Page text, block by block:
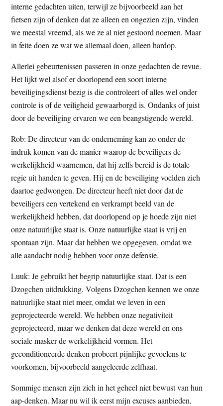
interne gedachten uiten, terwijl ze bijvoorbeeld aan het
fietsen zijn of denken dat ze alleen en ongezien zijn, vinden
we meestal vreemd, als we ze al niet gestoord noemen. Maar
in feite doen ze wat we allemaal doen, alleen hardop.
Allerlei gebeurtenissen passeren in onze gedachten de revue.
Het lijkt wel alsof er doorlopend een soort interne
beveiligingsdienst bezig is die controleert of alles wel onder
controle is of de veiligheid gewaarborgd is. Ondanks of juist
door de beveiliging ervaren we een beangstigende wereld.
Rob: De directeur van de onderneming kan zo onder de
indruk komen van de manier waarop de beveiligers de
werkelijkheid waarnemen, dat hij zelfs bereid is de totale
regie uit handen te geven. Hij en de beveiliging voelden zich
daartoe gedwongen. De directeur heeft niet door dat de
beveiligers een vertekend en verkrampt beeld van de
werkelijkheid hebben, dat doorlopend op je hoede zijn niet
onze natuurlijke staat is. Onze natuurlijke staat is vrij en
spontaan zijn. Maar dat hebben we opgegeven, omdat we
alle aandacht nodig hebben voor onze defensie.
Luuk: Je gebruikt het begrip natuurlijke staat. Dat is een
Dzogchen uitdrukking. Volgens Dzogchen kennen we onze
natuurlijke staat niet meer, omdat we leven in een
geprojecteerde wereld. We hebben onze negativiteit
geprojecteerd, maar we denken dat deze wereld en ons
sociale masker de werkelijkheid vormen. Het
geconditioneerde denken probeert pijnlijke gevoelens te
voorkomen, bijvoorbeeld aangeleerde zelfhaat.
Sommige mensen zijn zich in het geheel niet bewust van hun
aap-denken. Maar nu wil ik eerst mijn excuses aanbieden,